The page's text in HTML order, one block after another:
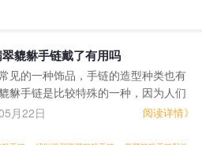
貔貅手链戴了有用吗
见的一种饰品，手链的造型种类也有
貅手链是比较特殊的一种，因为人们
手链不单单是为了美观好看而已，更
月22日 阅读详情》